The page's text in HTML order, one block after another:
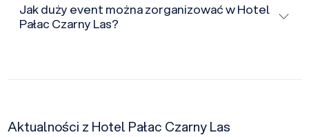
Jak duży event można zorganizować w Hotel
Pałac Czarny Las?
Aktualności z Hotel Pałac Czarny Las